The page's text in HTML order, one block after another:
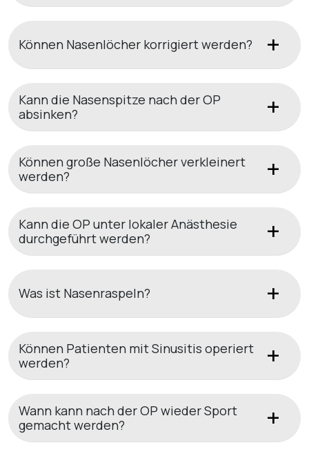
Können Nasenlöcher korrigiert werden?
Kann die Nasenspitze nach der OP
absinken?
Können große Nasenlöcher verkleinert
werden?
Kann die OP unter lokaler Anästhesie
durchgeführt werden?
Was ist Nasenraspeln?
Können Patienten mit Sinusitis operiert
werden?
Wann kann nach der OP wieder Sport
gemacht werden?